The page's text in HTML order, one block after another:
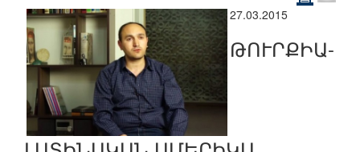
27.03.2015
ԹՈՒՐՔԻԱ-